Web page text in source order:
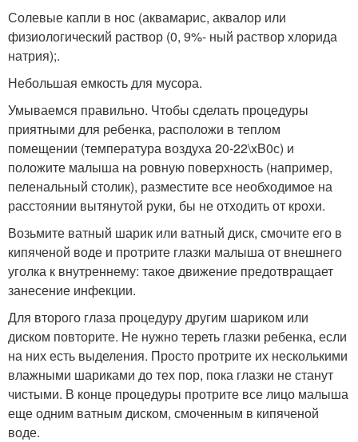
Солевые капли в нос (аквамарис, аквалор или
физиологический раствор (0, 9%- ный раствор хлорида
натрия);.
Небольшая емкость для мусора.
Умываемся правильно. Чтобы сделать процедуры
приятными для ребенка, расположи в теплом
помещении (температура воздуха 20-22\xB0с) и
положите малыша на ровную поверхность (например,
пеленальный столик), разместите все необходимое на
расстоянии вытянутой руки, бы не отходить от крохи.
Возьмите ватный шарик или ватный диск, смочите его в
кипяченой воде и протрите глазки малыша от внешнего
уголка к внутреннему: такое движение предотвращает
занесение инфекции.
Для второго глаза процедуру другим шариком или
диском повторите. Не нужно тереть глазки ребенка, если
на них есть выделения. Просто протрите их несколькими
влажными шариками до тех пор, пока глазки не станут
чистыми. В конце процедуры протрите все лицо малыша
еще одним ватным диском, смоченным в кипяченой
воде.